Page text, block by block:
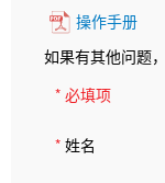
操作手册
如果有其他问题
* 必填项
* 姓名